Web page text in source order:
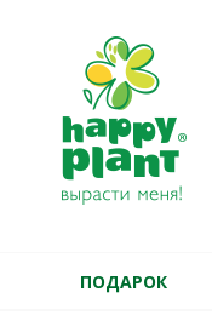
ПОДАРОК